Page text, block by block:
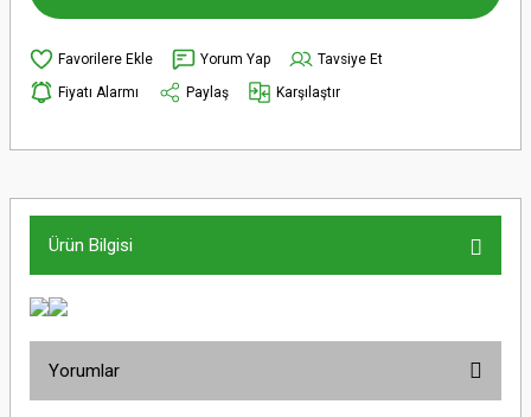
Yorum Yap
Tavsiye Et
Fiyatı Alarmı
Paylaş Karşılaştır
Ürün Bilgisi
Yorumlar